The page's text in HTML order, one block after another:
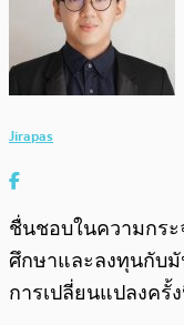
Jirapas
ชื่นชอบในความกร
ศึกษาและลงทุนกับมั
การเปลี่ยนแปลงครั้